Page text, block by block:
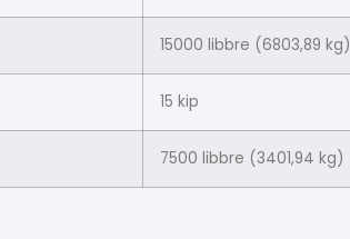
15000 libbre (6803,89 kg)
15 kip
7500 libbre (3401,94 kg)